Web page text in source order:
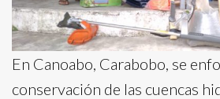
En Canoabo, Carabobo, se
conservación de las cuencas